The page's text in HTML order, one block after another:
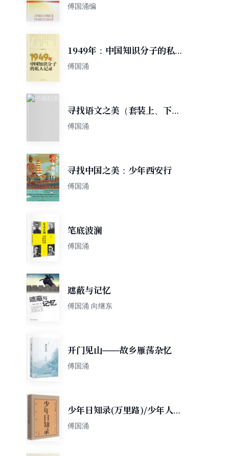
傅国涌编
1949年：中国知识分子的私人
记录
傅国涌
寻找语文之美（套装上、下
册）
傅国涌
寻找中国之美：少年西安行
傅国涌
笔底波澜
傅国涌
遮蔽与记忆
傅国涌 向继东
开门见山——故乡雁荡杂忆
傅国涌
少年日知录(万里路)/少年人文
读本
傅国涌